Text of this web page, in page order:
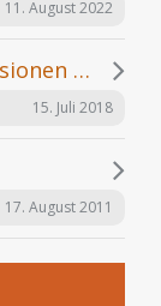
11. August 2022
Literatur: Meinungen und Diskussionen zu einzelnen Büchern
15. Juli 2018
17. August 2011